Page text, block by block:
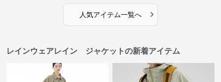
人気アイテム一覧へ ›
レインウェアレイン ジャケットの新着アイテム